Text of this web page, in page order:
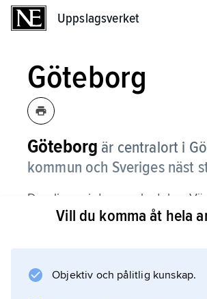
Uppslagsverket
Göteborg
Göteborg är centralort i
kommun och Sveriges näst
Den ligger i den smala del av
som sträcker sig ut till havet.
Hisingen
Vill du komma åt hela
Objektiv och pålitlig kunskap.